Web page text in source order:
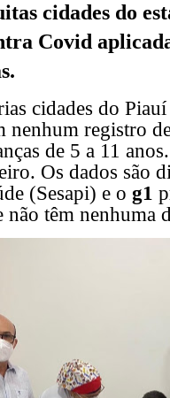
cidades do
Covid
cidades do
nenhum registro
de 5 a 11 anos.
Os dados são
(Sesapi) e o g1
não têm nenhuma